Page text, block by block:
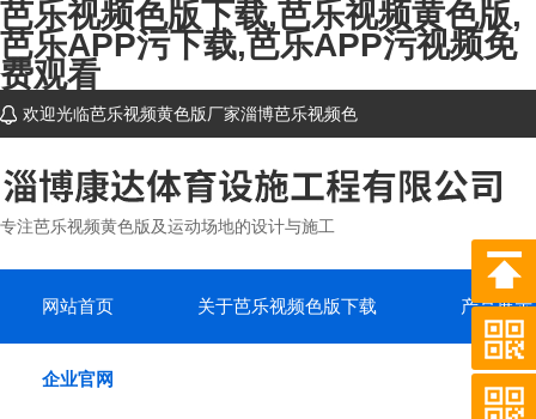
芭乐视频色版下载,芭乐视频黄色版,
芭乐APP污下载,芭乐APP污视频免
费观看
欢迎光临芭乐视频黄色版厂家淄博芭乐视频色
专注芭乐视频黄色版及运动场地的设计与施工
网站首页 关于芭乐视频色版下载 产品展示
企业官网